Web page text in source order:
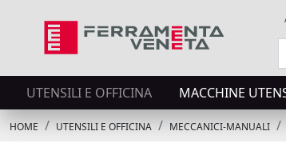
UTENSILI E OFFICINA MACCHINE
HOME UTENSILI E OFFICINA MECCANICI-MANUALI